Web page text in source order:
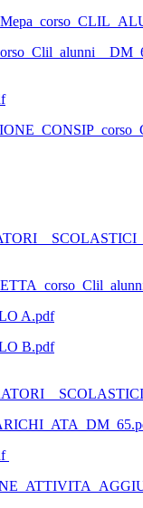
A.pdf
B.pdf